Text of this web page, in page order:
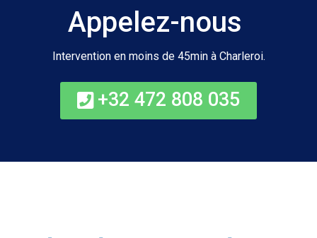
Appelez-nous
Intervention en moins de 45min à Charleroi.
+32 472 808 035